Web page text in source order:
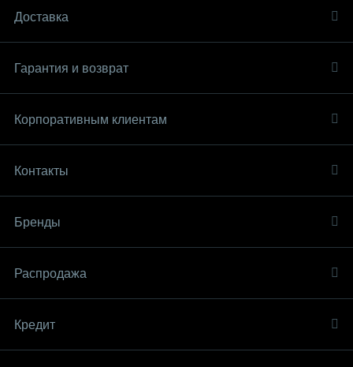
Доставка
Гарантия и возврат
Корпоративным клиентам
Контакты
Бренды
Распродaжа
Кредит